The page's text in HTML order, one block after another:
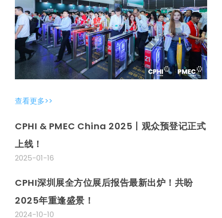
查看更多>>
CPHI & PMEC China 2025丨观众预登记正式
上线！
2025-01-16
CPHI深圳展全方位展后报告最新出炉！共盼
2025年重逢盛景！
2024-10-10